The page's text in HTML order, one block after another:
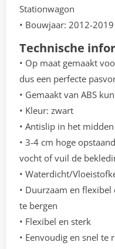
Stationwagon
• Bouwjaar: 2012-2019
Technische
• Op maat gemaakt
dus een perfecte
• Gemaakt van ABS
• Kleur: zwart
• Antislip in het
• 3-4 cm hoge
vocht of vuil de
• Waterdicht/
• Duurzaam en
te bergen
• Flexibel en sterk
• Eenvoudig en snel te